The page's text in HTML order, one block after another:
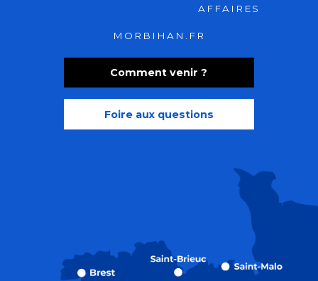
Comment venir ?
Foire aux questions
AFFAIRES
MORBIHAN.FR